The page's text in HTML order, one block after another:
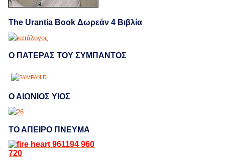
The Urantia Book Δωρεάν 4 Βιβλία
Ο ΠΑΤΕΡΑΣ ΤΟΥ ΣΥΜΠΑΝΤΟΣ
Ο ΑΙΩΝΙΟΣ ΥΙΟΣ
ΤΟ ΑΠΕΙΡΟ ΠΝΕΥΜΑ